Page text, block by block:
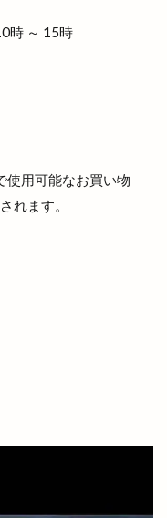
時 ～ 15時
使用可能なお買い物
れます。